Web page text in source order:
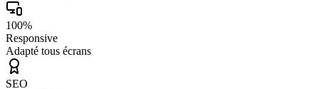
100%
Responsive
Adapté tous écrans
SEO